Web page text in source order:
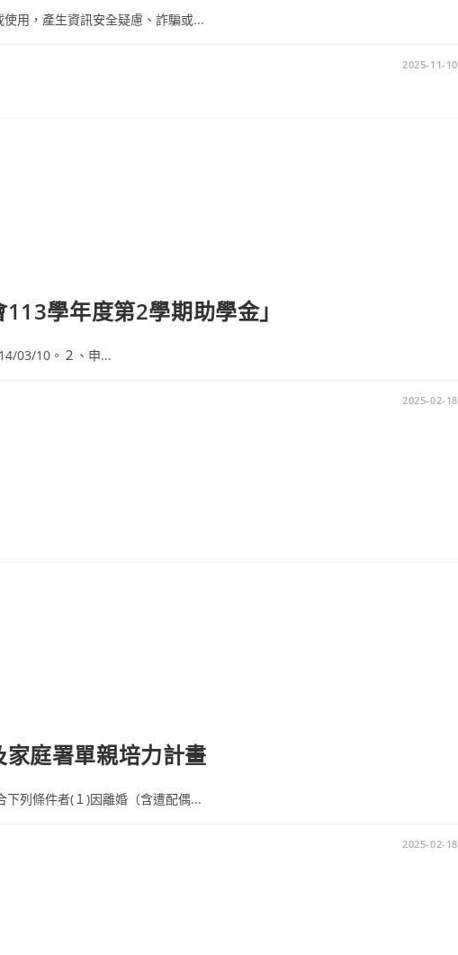
用，產生資訊安全疑慮、詐騙或...
2025-11-10
學年度第2學期助學金」
03/10。２、申...
2025-02-18
庭署單親培力計畫
下列條件者(１)因離婚（含遭配偶...
2025-02-18